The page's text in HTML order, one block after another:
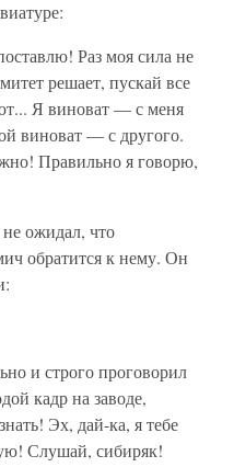
Раз моя сила не
решает, пускай все
Я виноват — с меня
виноват — с другого.
Правильно я говорю,
ожидал, что
обратится к нему. Он
и строго проговорил
кадр на заводе,
Эх, дай-ка, я тебе
Слушай, сибиряк!